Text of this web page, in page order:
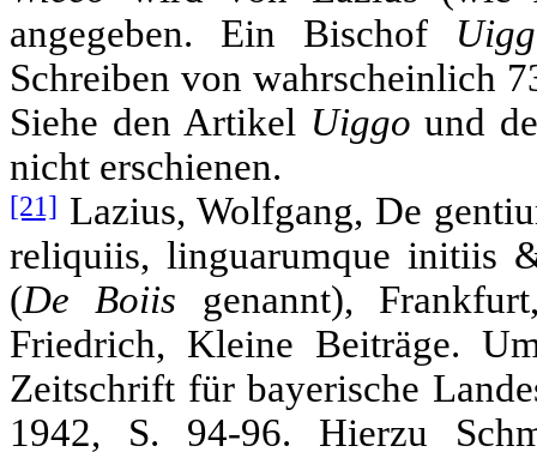
angegeben. Ein Bischof
Schreiben von wahrscheinlich
Siehe den Artikel Uiggound
nicht erschienen.
[21] Lazius, Wolfgang, De
reliquiis, linguarumque initiis
(De Boiis genannt),
Friedrich, Kleine Beiträge.
Zeitschrift für bayerische
1942, S. 94-96. Hierzu